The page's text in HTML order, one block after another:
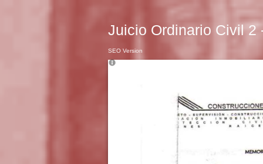
Juicio Ordinario Civil 2
SEO Version